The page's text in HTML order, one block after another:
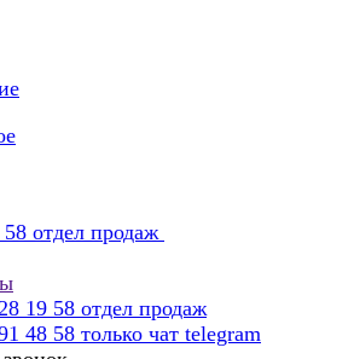
58 отдел продаж
19 58 отдел продаж
48 58 только чат telegram